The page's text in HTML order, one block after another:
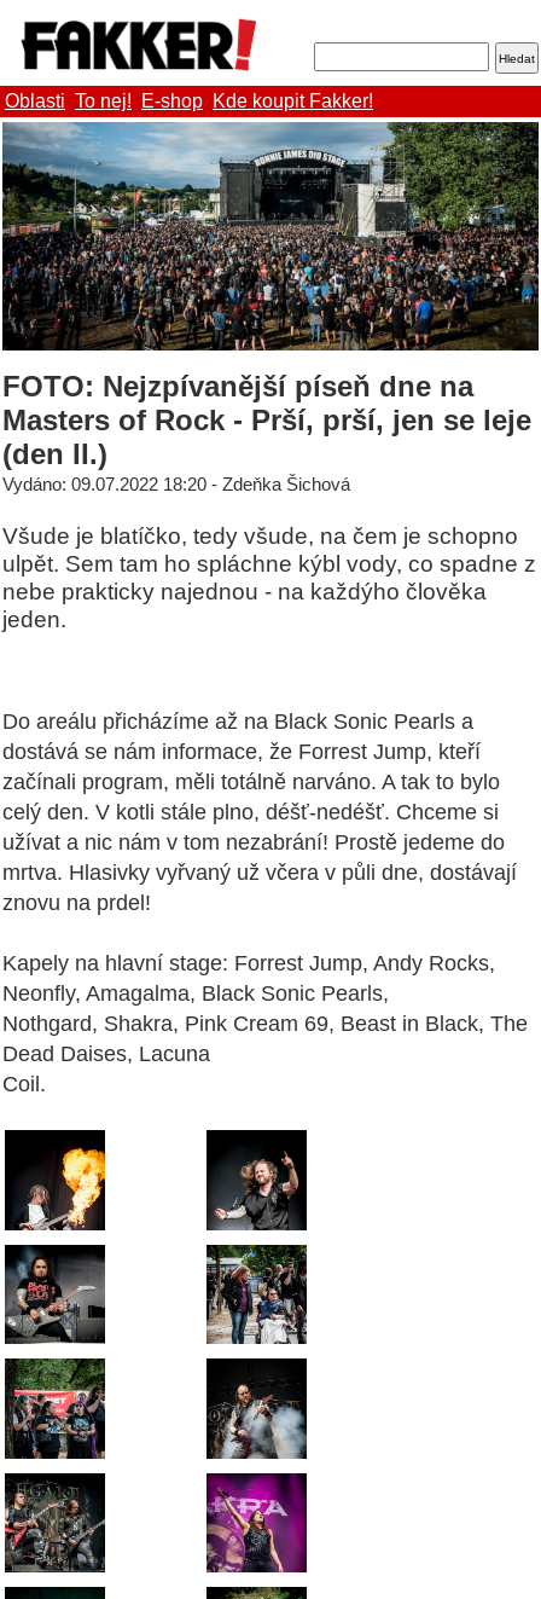
Oblasti To nej! E-shop Kde koupit Fakker!
FOTO: Nejzpívanější píseň dne na
Masters of Rock - Prší, prší, jen se leje
(den II.)
Vydáno: 09.07.2022 18:20 - Zdeňka Šichová
Všude je blatíčko, tedy všude, na čem je schopno
ulpět. Sem tam ho spláchne kýbl vody, co spadne z
nebe prakticky najednou - na každýho člověka
jeden.
Do areálu přicházíme až na Black Sonic Pearls a
dostává se nám informace, že Forrest Jump, kteří
začínali program, měli totálně narváno. A tak to bylo
celý den. V kotli stále plno, déšť-nedéšť. Chceme si
užívat a nic nám v tom nezabrání! Prostě jedeme do
mrtva. Hlasivky vyřvaný už včera v půli dne, dostávají
znovu na prdel!
Kapely na hlavní stage: Forrest Jump, Andy Rocks,
Neonfly, Amagalma, Black Sonic Pearls,
Nothgard, Shakra, Pink Cream 69, Beast in Black, The
Dead Daises, Lacuna
Coil.